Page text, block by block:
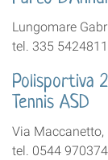
Lungomare
tel. 335 5424811
Polisportiva
Tennis ASD
Via Maccanetto,
tel. 0544 970374